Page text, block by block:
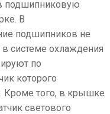
подшипниковую
В
подшипников не
в системе охлаждения
по
которого
Кроме того, в крышке
светового